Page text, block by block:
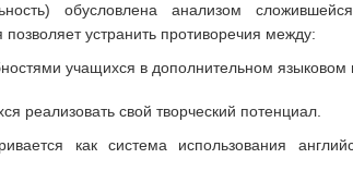
обусловлена анализом
устранить противоречия между:
учащихся в дополнительном языковом
реализовать свой творческий потенциал.
как система использования